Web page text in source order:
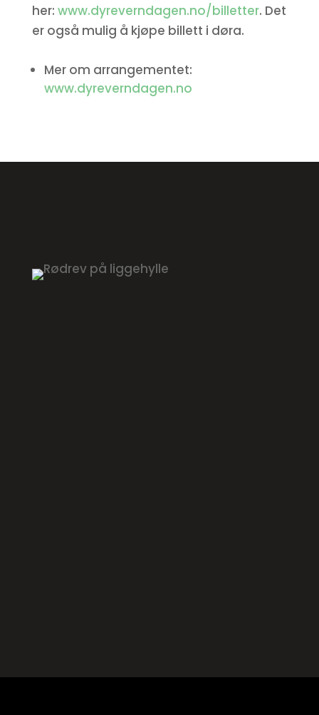
her: www.dyreverndagen.no/billetter. Det
er også mulig å kjøpe billett i døra.
Mer om arrangementet:
www.dyreverndagen.no